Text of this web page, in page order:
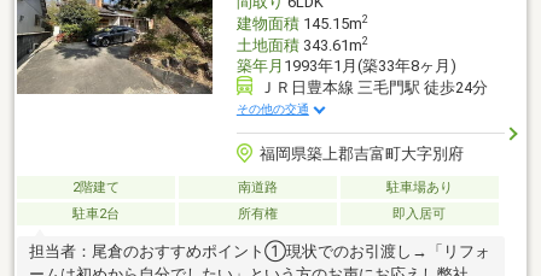
がら気分転換の時間も過ごせます。
建物面積145.15m2
土地面積343.61m2
築年月 1993年1月(築33年8ヶ月)
ＪＲ日豊本線 三毛門駅 徒歩24分
その他の交通
福岡県築上郡吉富町大字別府
2階建て 南道路
駐車場あり
駐車2台
所有権 即入居可
担当者：尾倉のおすすめポイント①現状でのお引渡し→「リフォ